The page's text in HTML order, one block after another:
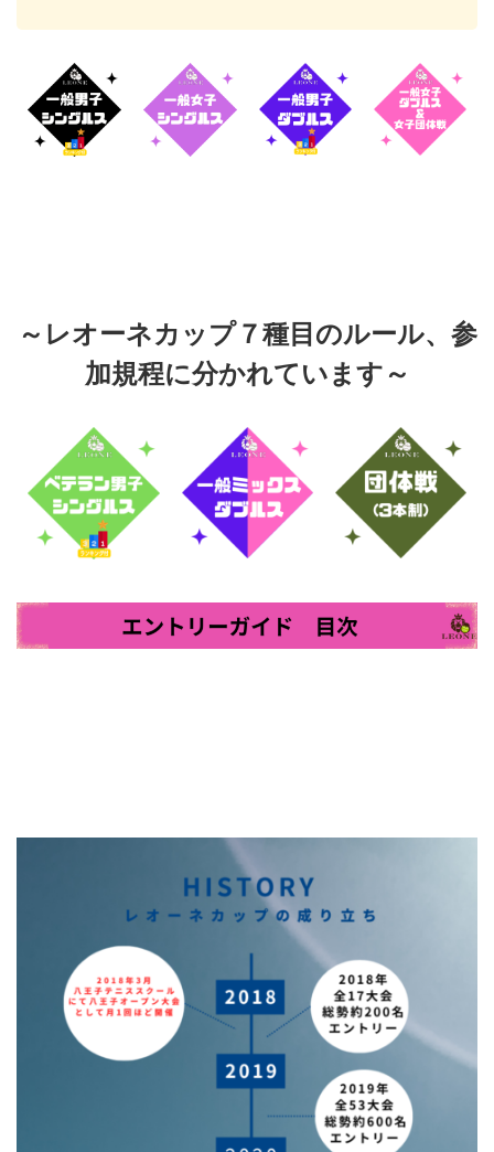
～レオーネカップ７種目のルール、参
加規程に分かれています～